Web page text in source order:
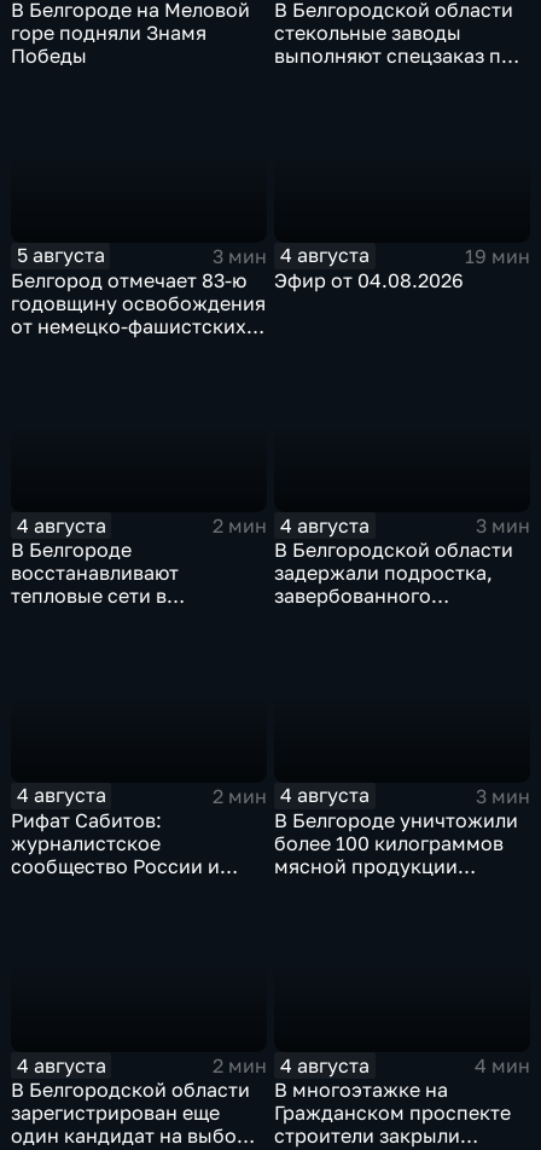
В Белгороде на Меловой
горе подняли Знамя
Победы
В Белгородской области
стекольные заводы
выполняют спецзаказ по
5 августа
3 мин
Белгород отмечает 83-ю
годовщину освобождения
от немецко-фашистских
4 августа
19 мин
Эфир от 04.08.2026
4 августа
2 мин
В Белгороде
восстанавливают
тепловые сети в
4 августа
3 мин
В Белгородской области
задержали подростка,
завербованного
4 августа
2 мин
Рифат Сабитов:
журналистское
сообщество России и
4 августа
3 мин
В Белгороде уничтожили
более 100 килограммов
мясной продукции
4 августа
2 мин
В Белгородской области
зарегистрирован еще
один кандидат на выборы
4 августа
4 мин
В многоэтажке на
Гражданском проспекте
строители закрыли